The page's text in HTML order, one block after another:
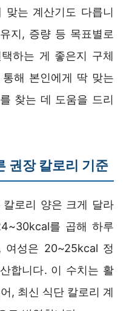
는 계산기도 다릅니
지, 증량 등 목표별로
하는 게 좋은지 구체
해 본인에게 딱 맞는
찾는 데 도움을 드리
권장 칼로리 기준
로리 양은 크게 달라
를 곱해 하루
여성은 20~25kcal 정
합니다. 이 수치는 활
, 최신 식단 칼로리 계